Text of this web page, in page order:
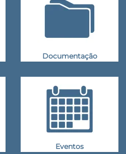
Documentação
Eventos